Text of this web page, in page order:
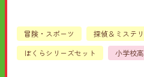
冒険・スポーツ 探偵＆ミステ
ぼくらシリーズセット
小学校